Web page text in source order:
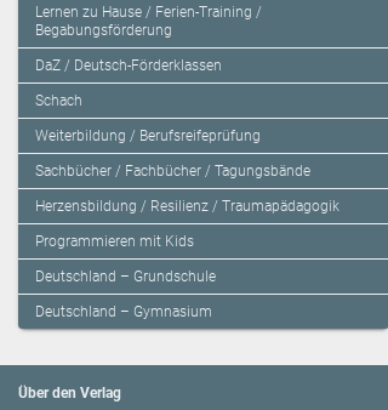
Lernen zu Hause / Ferien-Training /
Begabungsförderung
DaZ / Deutsch-Förderklassen
Schach
Weiterbildung / Berufsreifeprüfung
Sachbücher / Fachbücher / Tagungsbände
Herzensbildung / Resilienz / Traumapädagogik
Programmieren mit Kids
Deutschland – Grundschule
Deutschland – Gymnasium
Über den Verlag